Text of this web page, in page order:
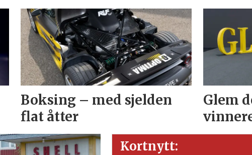
Boksing – med sjelden
flat åtter
Glem
Kortnytt: